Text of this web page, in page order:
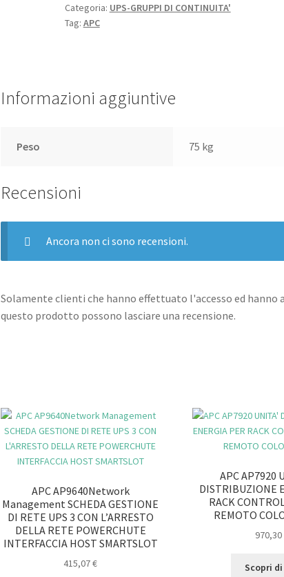
SMARTCONNECT
COLORE
Categoria: UPS-GRUPPI DI CONTINUITA'
Tag: APC
Informazioni aggiuntive
Peso 75 kg
Recensioni
Ancora non ci sono recensioni.
Solamente clienti che hanno effettuato l'accesso ed hanno
questo prodotto possono lasciare una recensione.
APC AP9640Network
Management SCHEDA GESTIONE
DI RETE UPS 3 CON L’ARRESTO
DELLA RETE POWERCHUTE
INTERFACCIA HOST SMARTSLOT
415,07€
APC AP7920
DISTRIBUZIONE
RACK
REMOTO
970,30
Scopri